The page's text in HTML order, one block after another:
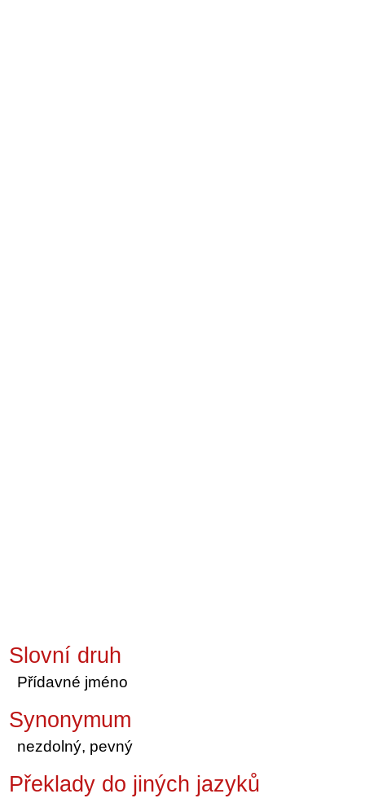
Slovní druh
Přídavné jméno
Synonymum
nezdolný, pevný
Překlady do jiných jazyků